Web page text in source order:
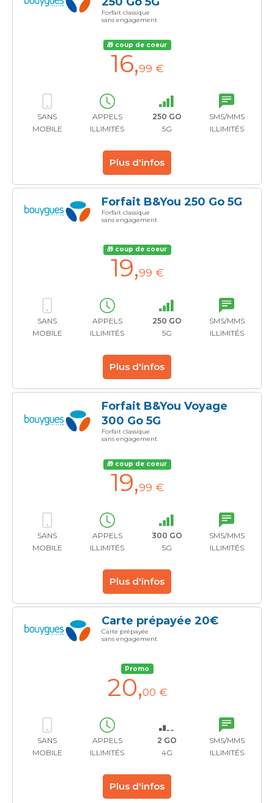
Forfait classique
sans engagement
🎁 coup de coeur
16,99 €
SANS
MOBILE
APPELS
ILLIMITÉS
250 GO
5G
SMS/MMS
ILLIMITÉS
Plus d'infos
Forfait B&You 250 Go 5G
Forfait classique
sans engagement
🎁 coup de coeur
19,99 €
SANS
MOBILE
APPELS
ILLIMITÉS
250 GO
5G
SMS/MMS
ILLIMITÉS
Plus d'infos
Forfait B&You Voyage
300 Go 5G
Forfait classique
sans engagement
🎁 coup de coeur
19,99 €
SANS
MOBILE
APPELS
ILLIMITÉS
300 GO
5G
SMS/MMS
ILLIMITÉS
Plus d'infos
Carte prépayée 20€
Carte prépayée
sans engagement
Promo
20,00 €
SANS
MOBILE
APPELS
ILLIMITÉS
2 GO
4G
SMS/MMS
ILLIMITÉS
Plus d'infos